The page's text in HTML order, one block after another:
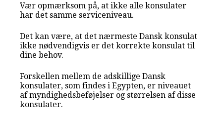
Vær opmærksom på, at ikke alle konsulater
har det samme serviceniveau.
Det kan være, at det nærmeste Dansk konsulat
ikke nødvendigvis er det korrekte konsulat til
dine behov.
Forskellen mellem de adskillige Dansk
konsulater, som findes i Egypten, er niveauet
af myndighedsbeføjelser og størrelsen af disse
konsulater.